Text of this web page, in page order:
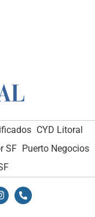
CYD Litoral
SF Puerto Negocios